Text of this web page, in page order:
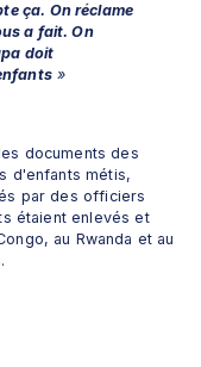
ça. On réclame
a fait. On
doit
»
documents des
d'enfants métis,
par des officiers
étaient enlevés et
au Rwanda et au